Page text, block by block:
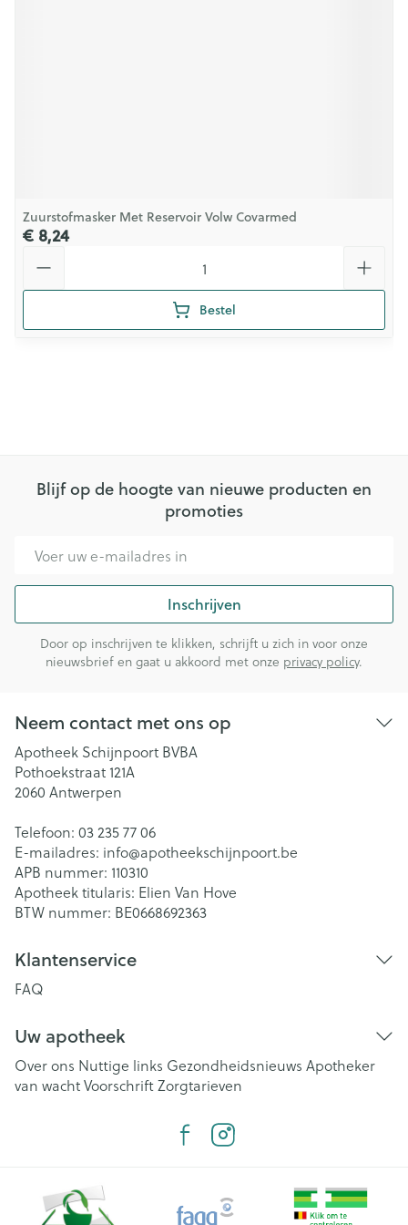
Zuurstofmasker Met Reservoir Volw Covarmed
€ 8,24
Bestel
Blijf op de hoogte van nieuwe producten en
promoties
Inschrijven
Door op inschrijven te klikken, schrijft u zich in voor onze
nieuwsbrief en gaat u akkoord met onze privacy policy.
Neem contact met ons op
Apotheek Schijnpoort BVBA
Pothoekstraat 121A
2060 Antwerpen
Telefoon: 03 235 77 06
E-mailadres: info@apotheekschijnpoort.be
APB nummer: 110310
Apotheek titularis: Elien Van Hove
BTW nummer: BE0668692363
Klantenservice
FAQ
Uw apotheek
Over ons Nuttige links Gezondheidsnieuws Apotheker
van wachtVoorschriftZorgtarieven